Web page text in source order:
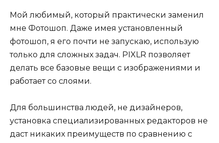
Мой любимый, который практически заменил
мне Фотошоп. Даже имея установленный
фотошоп, я его почти не запускаю, использую
только для сложных задач. PIXLR позволяет
делать все базовые вещи с изображениями и
работает со слоями.
Для большинства людей, не дизайнеров,
установка специализированных редакторов не
даст никаких преимуществ по сравнению с